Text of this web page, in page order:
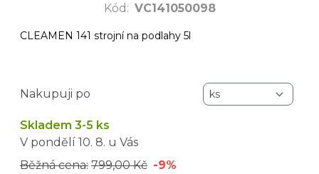
Kód : VC141050098
CLEAMEN 141 strojní na podlahy 5l
Nakupuji po
Skladem 3-5 ks
V pondělí 10. 8. u Vás
Běžná cena: 799,00 Kč -9%